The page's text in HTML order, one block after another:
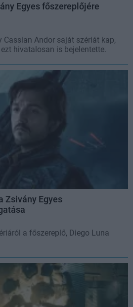
Egyes főszereplőjére
Cassian Andor saját szériát kap,
hivatalosan is bejelentette.
Zsivány Egyes
a főszereplő, Diego Luna